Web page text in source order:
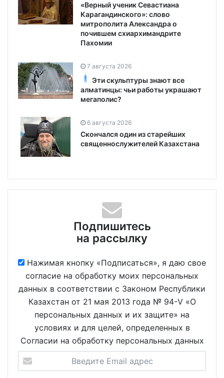
«Верный ученик Севастиана
Карагандинского»: слово
митрополита Александра о
почившем схиархимандрите
Пахомии
7 августа 2026
Эти скульптуры знают все
алматинцы: чьи работы украшают
мегаполис?
6 августа 2026
Скончался один из старейших
священнослужителей Казахстана
Подпишитесь
на рассылку
Нажимая кнопку «Подписаться», я даю свое
согласие на обработку моих персональных
данных в соответствии с Законом Республики
Казахстан от 21 мая 2013 года № 94-V «О
персональных данных и их защите» на
условиях и для целей, определенных в
Согласии на обработку персональных данных